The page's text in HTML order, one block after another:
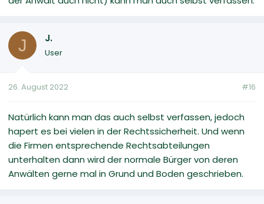
J J.
User
26. August 2022 #16
Natürlich kann man das auch selbst verfassen, jedoch
hapert es bei vielen in der Rechtssicherheit. Und wenn
die Firmen entsprechende Rechtsabteilungen
unterhalten dann wird der normale Bürger von deren
Anwälten gerne mal in Grund und Boden geschrieben.